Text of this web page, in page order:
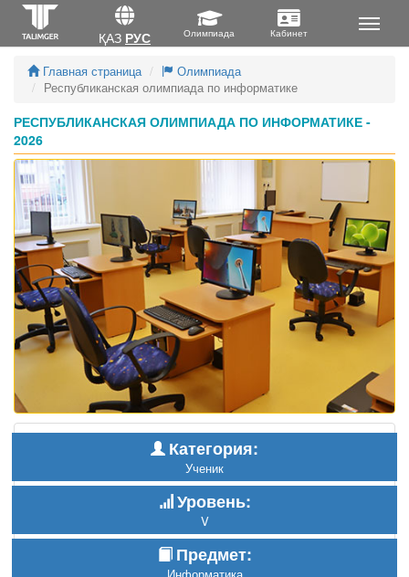
Главная страница
Олимпиада
Республиканская олимпиада по информатике
РЕСПУБЛИКАНСКАЯ ОЛИМПИАДА ПО ИНФОРМАТИКЕ -
2026
Категория:
Ученик
Уровень:
V
Предмет:
ҚАЗ РУС